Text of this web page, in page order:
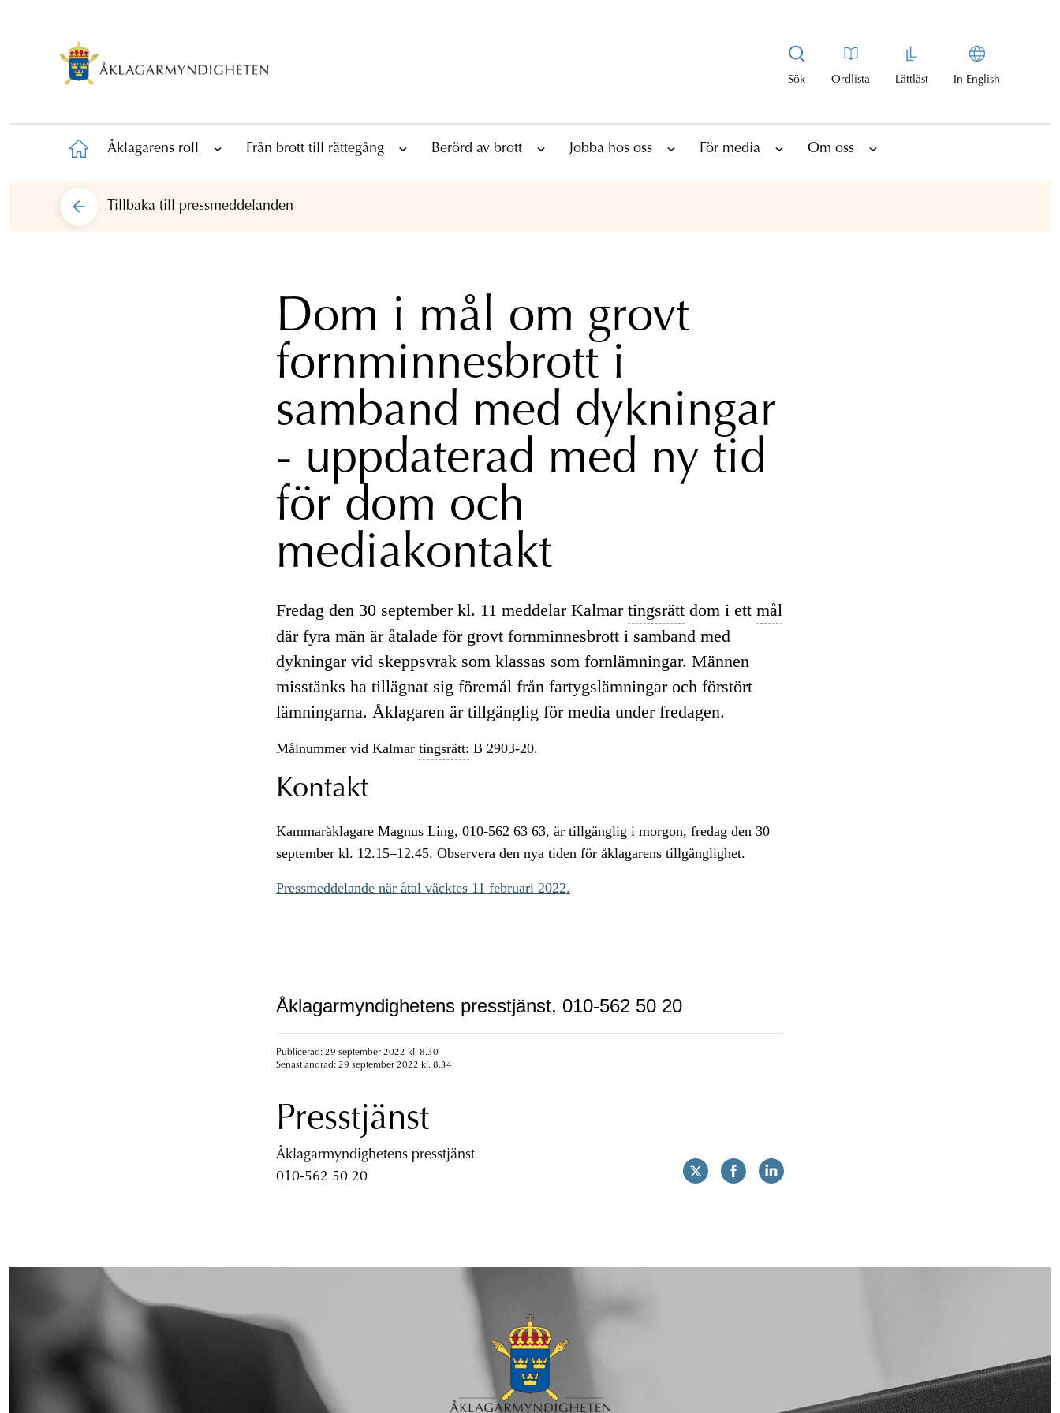
Sök Ordlista Lättläst In English
Åklagarens roll Från brott till rättegång Berörd av brott Jobba hos oss För media Om oss
Tillbaka till pressmeddelanden
Dom i mål om grovt
fornminnesbrott i
samband med dykningar
- uppdaterad med ny tid
för dom och
mediakontakt
Fredag den 30 september kl. 11 meddelar Kalmar tingsrättdom i ett mål
där fyra män är åtalade för grovt fornminnesbrott i samband med
dykningar vid skeppsvrak som klassas som fornlämningar. Männen
misstänks ha tillägnat sig föremål från fartygslämningar och förstört
lämningarna. Åklagaren är tillgänglig för media under fredagen.
Målnummer vid Kalmar tingsrätt: B 2903-20.
Kontakt
Kammaråklagare Magnus Ling, 010-562 63 63, är tillgänglig i morgon, fredag den 30
september kl. 12.15–12.45. Observera den nya tiden för åklagarens tillgänglighet.
Pressmeddelande när åtal väcktes 11 februari 2022.
Åklagarmyndighetens presstjänst, 010-562 50 20
Publicerad: 29 september 2022 kl. 8.30
Senast ändrad: 29 september 2022 kl. 8.34
Presstjänst
Åklagarmyndighetens presstjänst
010-562 50 20